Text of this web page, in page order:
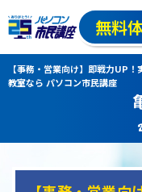
無料
【事務・営業向け】即戦力UP
教室なら パソコン市民講座